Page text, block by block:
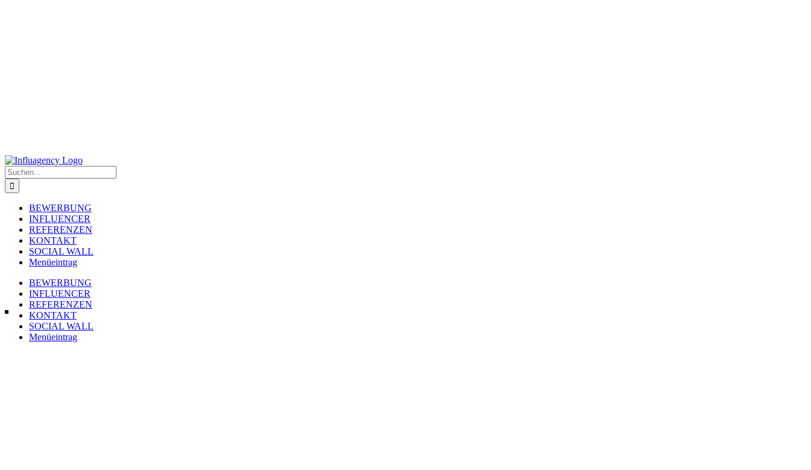
Suche
nach:
BEWERBUNG
INFLUENCER
REFERENZEN
KONTAKT
SOCIAL WALL
Menüeintrag
BEWERBUNG
INFLUENCER
REFERENZEN
KONTAKT
SOCIAL WALL
Menüeintrag